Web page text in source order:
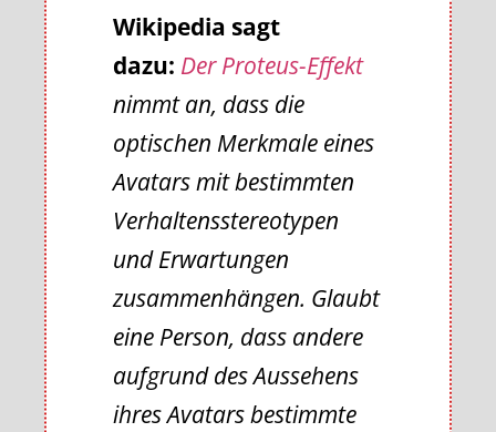
Wikipedia sagt
dazu: Der Proteus-Effekt
nimmt an, dass die
optischen Merkmale eines
Avatars mit bestimmten
Verhaltensstereotypen
und Erwartungen
zusammenhängen. Glaubt
eine Person, dass andere
aufgrund des Aussehens
ihres Avatars bestimmte